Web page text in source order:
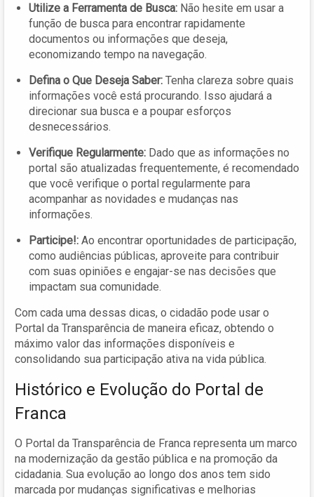
Utilize a Ferramenta de Busca: Não hesite em usar a
função de busca para encontrar rapidamente
documentos ou informações que deseja,
economizando tempo na navegação.
Defina o Que Deseja Saber: Tenha clareza sobre quais
informações você está procurando. Isso ajudará a
direcionar sua busca e a poupar esforços
desnecessários.
Verifique Regularmente: Dado que as informações no
portal são atualizadas frequentemente, é recomendado
que você verifique o portal regularmente para
acompanhar as novidades e mudanças nas
informações.
Participe!: Ao encontrar oportunidades de participação,
como audiências públicas, aproveite para contribuir
com suas opiniões e engajar-se nas decisões que
impactam sua comunidade.
Com cada uma dessas dicas, o cidadão pode usar o
Portal da Transparência de maneira eficaz, obtendo o
máximo valor das informações disponíveis e
consolidando sua participação ativa na vida pública.
Histórico e Evolução do Portal de
Franca
O Portal da Transparência de Franca representa um marco
na modernização da gestão pública e na promoção da
cidadania. Sua evolução ao longo dos anos tem sido
marcada por mudanças significativas e melhorias